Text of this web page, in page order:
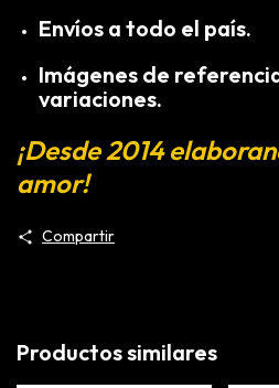
Envíos a todo el país.
Imágenes de
variaciones.
¡Desde 2014
amor!
Compartir
Productos similares